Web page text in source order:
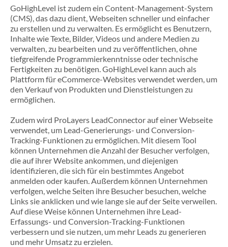
GoHighLevel ist zudem ein Content-Management-System
(CMS), das dazu dient, Webseiten schneller und einfacher
zu erstellen und zu verwalten. Es ermöglicht es Benutzern,
Inhalte wie Texte, Bilder, Videos und andere Medien zu
verwalten, zu bearbeiten und zu veröffentlichen, ohne
tiefgreifende Programmierkenntnisse oder technische
Fertigkeiten zu benötigen. GoHighLevel kann auch als
Plattform für eCommerce-Websites verwendet werden, um
den Verkauf von Produkten und Dienstleistungen zu
ermöglichen.
Zudem wird ProLayers LeadConnector auf einer Webseite
verwendet, um Lead-Generierungs- und Conversion-
Tracking-Funktionen zu ermöglichen. Mit diesem Tool
können Unternehmen die Anzahl der Besucher verfolgen,
die auf ihrer Website ankommen, und diejenigen
identifizieren, die sich für ein bestimmtes Angebot
anmelden oder kaufen. Außerdem können Unternehmen
verfolgen, welche Seiten ihre Besucher besuchen, welche
Links sie anklicken und wie lange sie auf der Seite verweilen.
Auf diese Weise können Unternehmen ihre Lead-
Erfassungs- und Conversion-Tracking-Funktionen
verbessern und sie nutzen, um mehr Leads zu generieren
und mehr Umsatz zu erzielen.